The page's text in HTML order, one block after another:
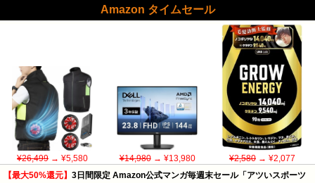
Amazon タイムセール
¥26,499 → ¥5,580 ¥14,980→ ¥13,980 ¥2,580 → ¥2,077
【最大50%還元】 3日間限定 Amazon公式マンガ毎週末セール「アツいスポーツ